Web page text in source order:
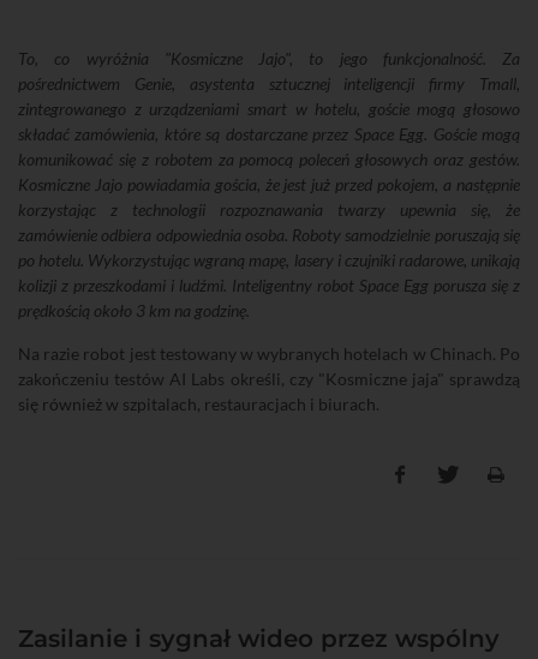
To, co wyróżnia "Kosmiczne Jajo", to jego funkcjonalność. Za
pośrednictwem Genie, asystenta sztucznej inteligencji firmy Tmall,
zintegrowanego z urządzeniami smart w hotelu, goście mogą głosowo
składać zamówienia, które są dostarczane przez Space Egg. Goście mogą
komunikować się z robotem za pomocą poleceń głosowych oraz gestów.
Kosmiczne Jajo powiadamia gościa, że jest już przed pokojem, a następnie
korzystając z technologii rozpoznawania twarzy upewnia się, że
zamówienie odbiera odpowiednia osoba. Roboty samodzielnie poruszają się
po hotelu. Wykorzystując wgraną mapę, lasery i czujniki radarowe, unikają
kolizji z przeszkodami i ludźmi. Inteligentny robot Space Egg porusza się z
prędkością około 3 km na godzinę.
Na razie robot jest testowany w wybranych hotelach w Chinach. Po
zakończeniu testów AI Labs określi, czy "Kosmiczne jaja" sprawdzą
się również w szpitalach, restauracjach i biurach.
Zasilanie i sygnał wideo przez wspólny